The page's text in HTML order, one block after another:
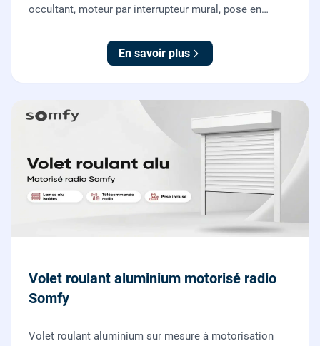
occultant, moteur par interrupteur mural, pose en
En savoir plus
Volet roulant aluminium motorisé radio
Somfy
Volet roulant aluminium sur mesure à motorisation